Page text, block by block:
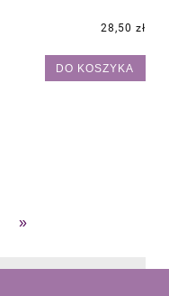
28,50 zł
DO KOSZYKA
»